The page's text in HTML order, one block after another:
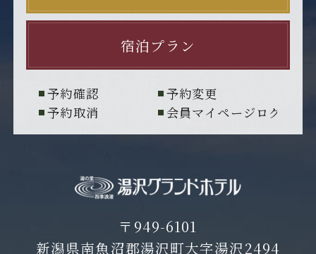
宿泊プラン
予約確認
予約変更
予約取消
会員マイページログイン
〒949-6101
新潟県南魚沼郡湯沢町大字湯沢2494